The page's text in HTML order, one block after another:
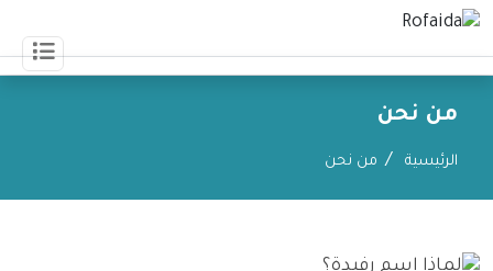
من نحن
الرئيسية من نحن